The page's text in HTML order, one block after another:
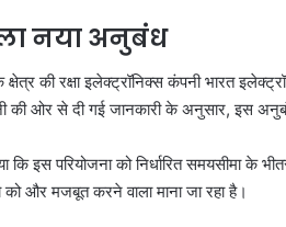
नया अनुबंध
क्षेत्र की रक्षा इलेक्ट्रॉनिक्स कंपनी भारत
की ओर से दी गई जानकारी के अनुसार, इस
कि इस परियोजना को निर्धारित समयसीमा के
को और मजबूत करने वाला माना जा रहा है।